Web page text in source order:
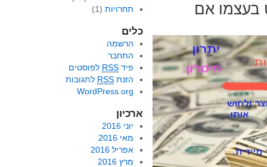
בעצמו אם
תחרויות(1)
כלים
הרשמה
התחבר
פיד RSS לפוסטים
הזנת RSS לתגובות
WordPress.org
ארכיון
יוני 2016
מאי 2016
אפריל 2016
מרץ 2016